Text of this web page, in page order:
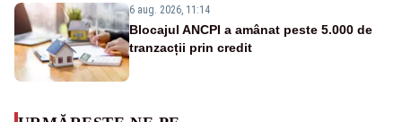
6 aug. 2026, 11:14
Blocajul ANCPI a amânat peste 5.000 de
tranzacții prin credit